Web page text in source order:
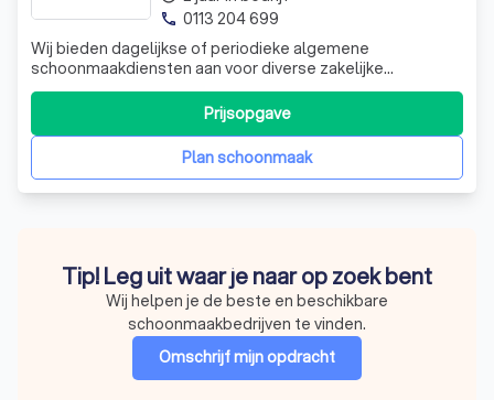
Wij bieden dagelijkse of periodieke algemene
schoonmaakdiensten aan voor diverse zakelijke
omgevingen. Wij zorgen ervoor dat uw ruimtes altijd fris en
sectoren verschillende eisen stellen. Onze
gespecialiseerde reinigingsdiensten zijn afgestemd o
Plan schoonmaak
Prijsopgave
phone 0113 204 699
Tip! Leg uit waar je naar op zoek bent
Wij helpen je de beste en beschikbare
schoonmaakbedrijven te vinden.
Omschrijf mijn opdracht